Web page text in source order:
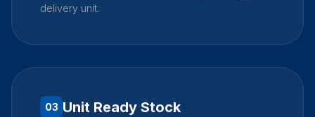
delivery unit.
03 Unit Ready Stock